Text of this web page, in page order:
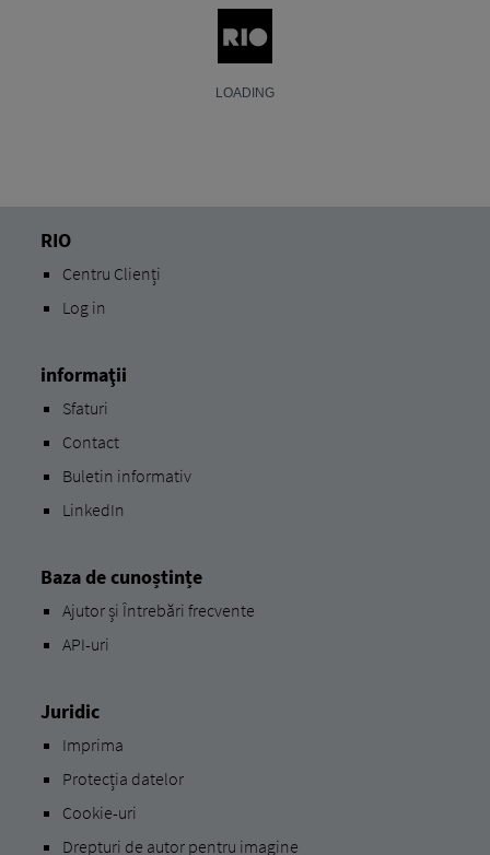
RIO
Centru Clienți
Log in
informaţii
Sfaturi
Contact
Buletin informativ
LinkedIn
Baza de cunoștințe
Ajutor și Întrebări frecvente
API-uri
Juridic
Imprima
Protecția datelor
Cookie-uri
Drepturi de autor pentru imagine